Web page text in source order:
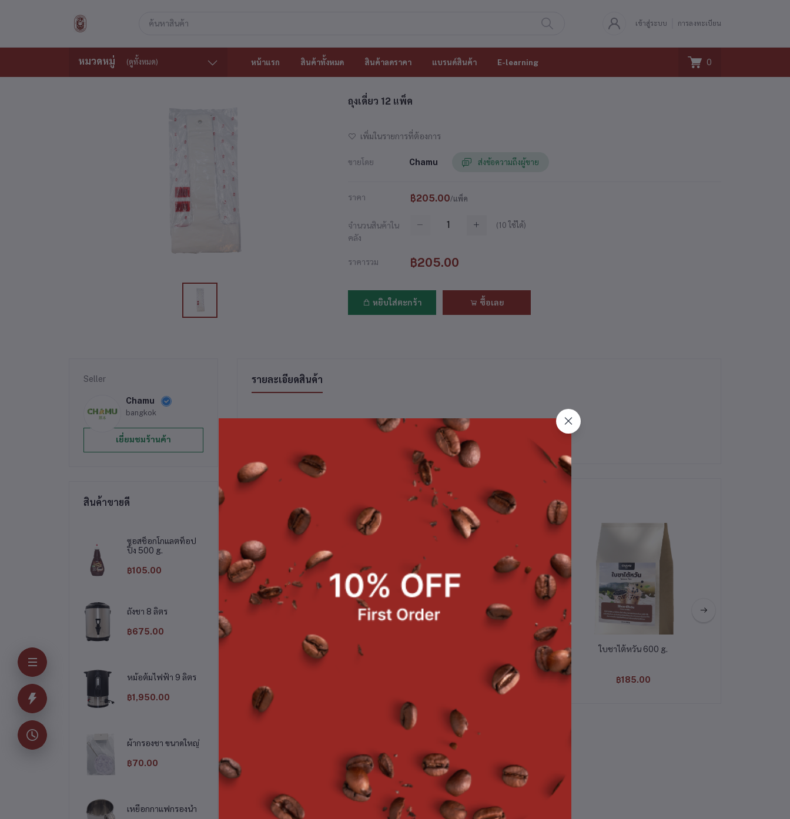
เข้าสู่ระบบ การลงทะเบียน
หมวดหมู่ (ดูทั้งหมด) หน้าแรก สินค้าทั้งหมด สินค้าลดราคา แบรนด์สินค้า E-learning 0
ถุงเดี่ยว 12 แพ็ค
เพิ่มในรายการที่ต้องการ
ขายโดย Chamu ส่งข้อความถึงผู้ขาย
ราคา ฿205.00/แพ็ค
จำนวนสินค้าใน
คลัง
(10 ใช้ได้)
ราคารวม ฿205.00
หยิบใส่ตะกร้า ซื้อเลย
Seller
Chamu
bangkok
เยี่ยมชมร้านค้า
สินค้าขายดี
ซอสช็อกโกแลตท็อป
ปิ้ง 500 g.
฿105.00
ถังชา 8 ลิตร
฿675.00
หม้อต้มไฟฟ้า 9 ลิตร
฿1,950.00
ผ้ากรองชา ขนาดใหญ่
฿70.00
เหยือกกาแฟกรองน้ำ
รายละเอียดสินค้า
ทัพพีไม้
฿89.00 ฿755.00
ชาข้าวหอม 200 g.
฿175.00
ใบชาไต้หวัน 600 g.
฿185.00